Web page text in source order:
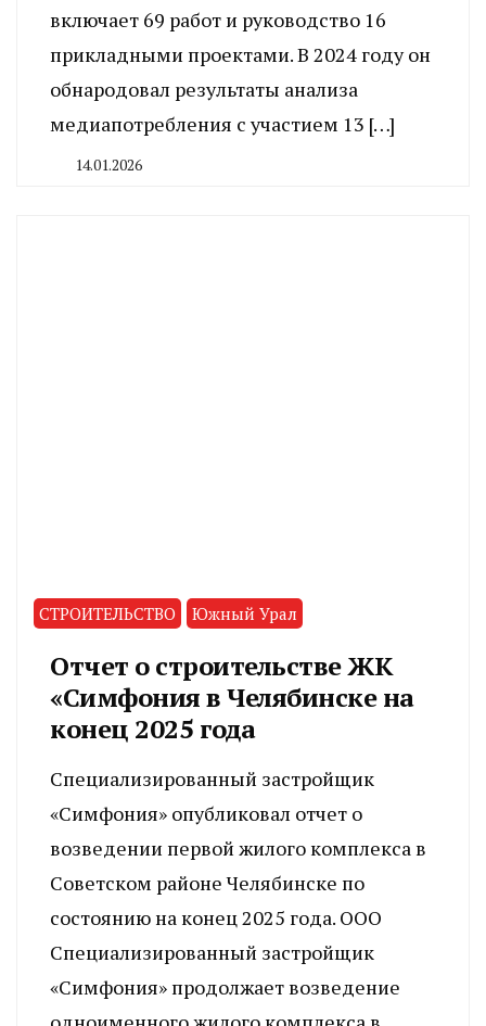
включает 69 работ и руководство 16
прикладными проектами. В 2024 году он
обнародовал результаты анализа
медиапотребления с участием 13 […]
14.01.2026
СТРОИТЕЛЬСТВО Южный Урал
Отчет о строительстве ЖК
«Симфония в Челябинске на
конец 2025 года
Специализированный застройщик
«Симфония» опубликовал отчет о
возведении первой жилого комплекса в
Советском районе Челябинске по
состоянию на конец 2025 года. ООО
Специализированный застройщик
«Симфония» продолжает возведение